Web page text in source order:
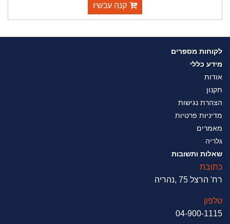
קנה עכשיו
לקוחות מספרים
מידע כללי
אודות
תקנון
הצהרת נגישות
מדיניות פרטיות
מאמרים
גלריה
שאלות ותשובות
כתובת
רח' הרצל 75 ,נהריה
טלפון
04-900-1115